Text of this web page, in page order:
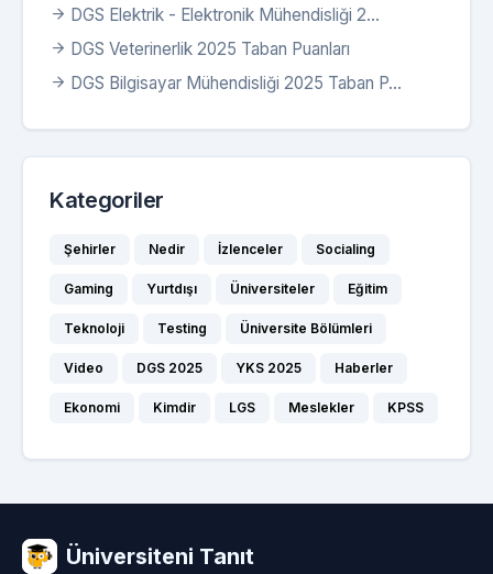
DGS Elektrik - Elektronik Mühendisliği 2...
DGS Veterinerlik 2025 Taban Puanları
DGS Bilgisayar Mühendisliği 2025 Taban P...
Kategoriler
Şehirler Nedir İzlenceler Socialing
Gaming Yurtdışı Üniversiteler Eğitim
Teknoloji Testing Üniversite Bölümleri
Video DGS 2025 YKS 2025 Haberler
Ekonomi Kimdir LGS Meslekler KPSS
Üniversiteni Tanıt